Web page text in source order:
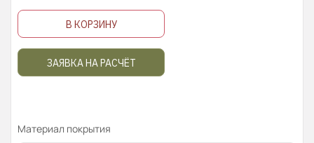
В КОРЗИНУ
ЗАЯВКА НА РАСЧЁТ
Материал покрытия